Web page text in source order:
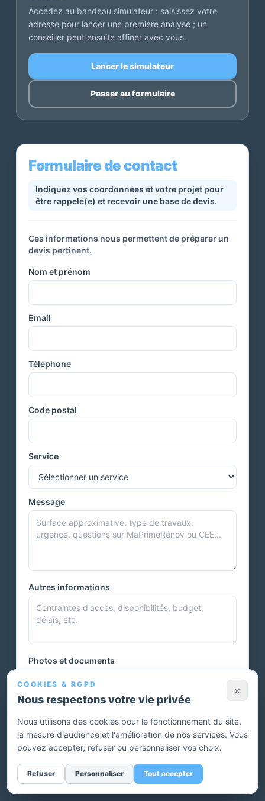
Accédez au bandeau simulateur : saisissez votre
adresse pour lancer une première analyse ; un
conseiller peut ensuite affiner avec vous.
Lancer le simulateur
Passer au formulaire
Formulaire de contact
Indiquez vos coordonnées et votre projet pour
être rappelé(e) et recevoir une base de devis.
Ces informations nous permettent de préparer un
devis pertinent.
Nom et prénom
Email
Téléphone
Code postal
Service
Message
Autres informations
Photos et documents
Vous pouvez joindre plusieurs photos ou autres documents.
Envoyer ma demande — devis gratuit
Sans engagement. Un conseiller vous rappelle pour affiner
votre projet.
COOKIES & RGPD
Nous respectons votre vie privée
×
Nous utilisons des cookies pour le fonctionnement du site,
la mesure d'audience et l'amélioration de nos services. Vous
pouvez accepter, refuser ou personnaliser vos choix.
Refuser Personnaliser Tout accepter